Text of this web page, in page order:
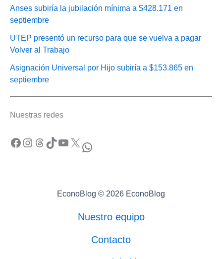
Anses subiría la jubilación mínima a $428.171 en
septiembre
UTEP presentó un recurso para que se vuelva a pagar
Volver al Trabajo
Asignación Universal por Hijo subiría a $153.865 en
septiembre
Nuestras redes
Facebook Instagram Threads TikTok YouTube X WhatsApp
EconoBlog © 2026 EconoBlog
Nuestro equipo
Contacto